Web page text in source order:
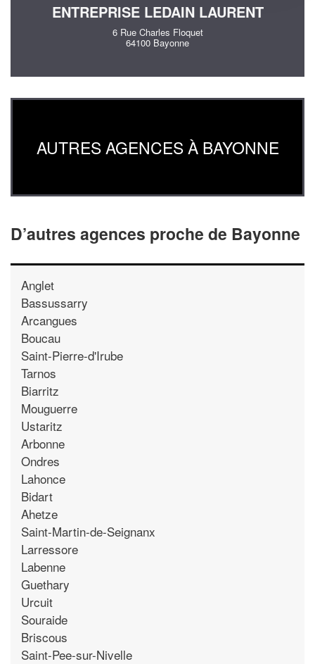
ENTREPRISE LEDAIN LAURENT
6 Rue Charles Floquet
64100 Bayonne
AUTRES AGENCES À BAYONNE
D’autres agences proche de Bayonne
Anglet
Bassussarry
Arcangues
Boucau
Saint-Pierre-d'Irube
Tarnos
Biarritz
Mouguerre
Ustaritz
Arbonne
Ondres
Lahonce
Bidart
Ahetze
Saint-Martin-de-Seignanx
Larressore
Labenne
Guethary
Urcuit
Souraide
Briscous
Saint-Pee-sur-Nivelle